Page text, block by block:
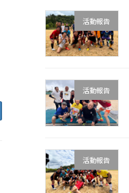
活動報告
活動報告
活動報告